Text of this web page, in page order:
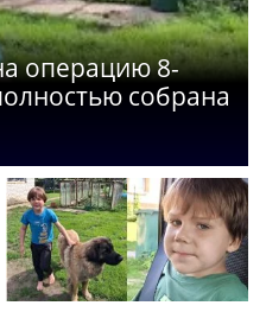
операцию 8-
собрана